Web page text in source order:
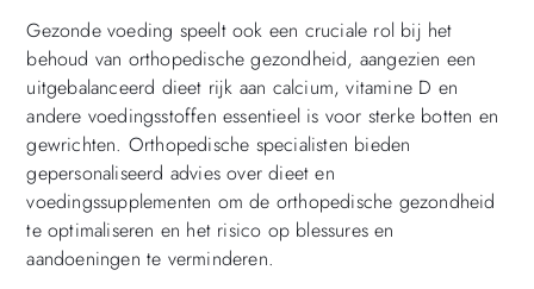
Gezonde voeding speelt ook een cruciale rol bij het
behoud van orthopedische gezondheid, aangezien een
uitgebalanceerd dieet rijk aan calcium, vitamine D en
andere voedingsstoffen essentieel is voor sterke botten en
gewrichten. Orthopedische specialisten bieden
gepersonaliseerd advies over dieet en
voedingssupplementen om de orthopedische gezondheid
te optimaliseren en het risico op blessures en
aandoeningen te verminderen.